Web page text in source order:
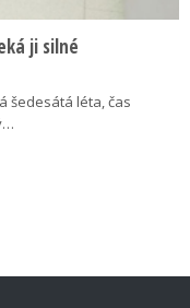
ji silné
šedesátá léta, čas